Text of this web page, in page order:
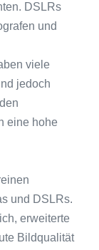
DSLRs
und
viele
jedoch
eine hohe
und DSLRs.
erweiterte
Bildqualität